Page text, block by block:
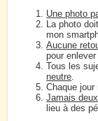
Une photo
La photo
mon
Aucune
pour
Tous les
neutre
Chaque
Jamais
lieu à des